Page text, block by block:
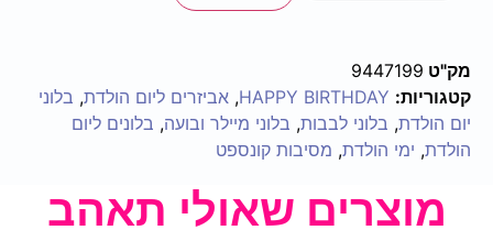
מק"ט 9447199
קטגוריות: HAPPY BIRTHDAY
, אביזרים ליום הולדת, בלוני
יום הולדת, בלוני לבבות, בלוני מיילר ובועה, בלונים ליום
הולדת, ימי הולדת, מסיבות קונספט
מוצרים שאולי תאהב